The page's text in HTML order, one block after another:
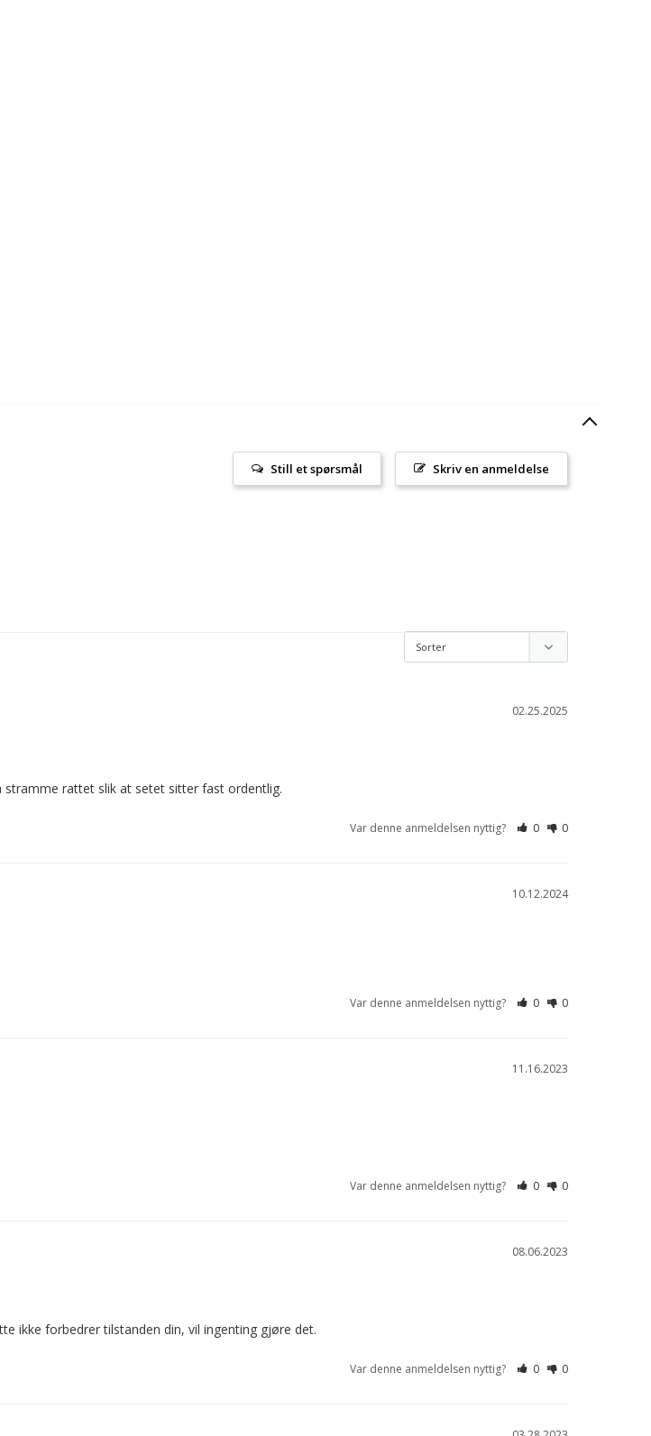
Skriv en anmeldelse
Still et spørsmål
02.25.2025
rattet slik at setet sitter fast ordentlig.
Var denne anmeldelsen nyttig? 0 0
10.12.2024
Var denne anmeldelsen nyttig? 0 0
11.16.2023
Var denne anmeldelsen nyttig? 0 0
08.06.2023
ikke forbedrer tilstanden din, vil ingenting gjøre det.
Var denne anmeldelsen nyttig? 0 0